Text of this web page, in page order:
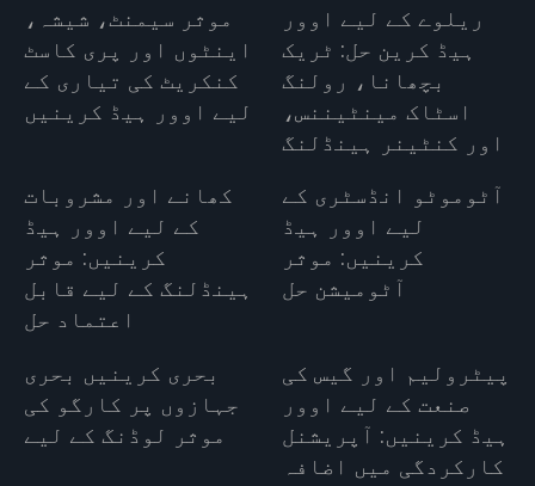
موثر سیمنٹ، شیشہ،
اینٹوں اور پری کاسٹ
کنکریٹ کی تیاری کے
لیے اوور ہیڈ کرینیں
ریلوے کے لیے اوور
ہیڈ کرین حل: ٹریک
بچھانا، رولنگ
اسٹاک مینٹیننس،
اور کنٹینر ہینڈلنگ
کھانے اور مشروبات
کے لیے اوور ہیڈ
کرینیں: موثر
ہینڈلنگ کے لیے قابل
اعتماد حل
آٹوموٹو انڈسٹری کے
لیے اوور ہیڈ
کرینیں: موثر
آٹومیشن حل
بحری کرینیں بحری
جہازوں پر کارگو کی
موثر لوڈنگ کے لیے
پیٹرولیم اور گیس کی
صنعت کے لیے اوور
ہیڈ کرینیں: آپریشنل
کارکردگی میں اضافہ